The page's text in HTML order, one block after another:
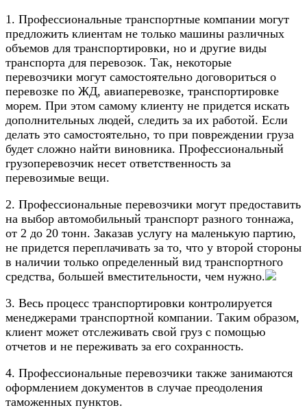
1. Профессиональные транспортные компании могут
предложить клиентам не только машины различных
объемов для транспортировки, но и другие виды
транспорта для перевозок. Так, некоторые
перевозчики могут самостоятельно договориться о
перевозке по ЖД, авиаперевозке, транспортировке
морем. При этом самому клиенту не придется искать
дополнительных людей, следить за их работой. Если
делать это самостоятельно, то при повреждении груза
будет сложно найти виновника. Профессиональный
грузоперевозчик несет ответственность за
перевозимые вещи.
2. Профессиональные перевозчики могут предоставить
на выбор автомобильный транспорт разного тоннажа,
от 2 до 20 тонн. Заказав услугу на маленькую партию,
не придется переплачивать за то, что у второй стороны
в наличии только определенный вид транспортного
средства, большей вместительности, чем нужно.
3. Весь процесс транспортировки контролируется
менеджерами транспортной компании. Таким образом,
клиент может отслеживать свой груз с помощью
отчетов и не переживать за его сохранность.
4. Профессиональные перевозчики также занимаются
оформлением документов в случае преодоления
таможенных пунктов.